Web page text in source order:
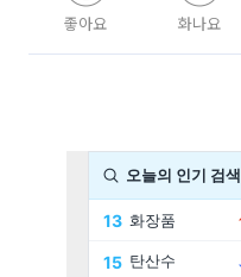
좋아요 화나요